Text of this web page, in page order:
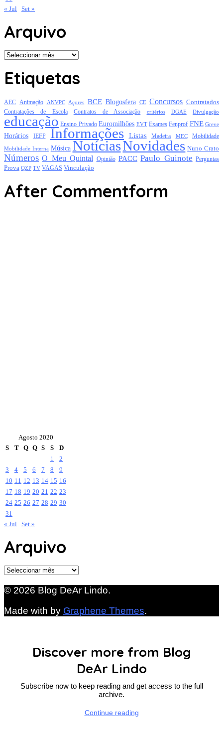
« Jul
Set »
Arquivo
Arquivo
Etiquetas
AEC Animação ANVPC Açores BCE Blogosfera CE Concursos Contratados
Contratações de Escola Contratos de Associação critérios DGAE Divulgação
educação Ensino Privado Euromilhões EVT Exames Fenprof FNE Greve
Horários IEFP Informações Listas Madeira MEC Mobilidade
Mobilidade Interna Música NotíciasNovidades Nuno Crato
Números O Meu Quintal Opinião PACC Paulo Guinote Perguntas
Prova QZP TV VAGAS Vinculação
After Commentform
Agosto 2020
S
T Q Q S S
D
1
2
3
4 5 6 7 8
9
10 11 12 13 14 15 16
17 18 19 20 21 22 23
24 25 26 27 28 29 30
31
« Jul Set »
Arquivo
Arquivo
© 2026 Blog DeAr Lindo.
Made with by Graphene Themes.
Discover more from Blog
DeAr Lindo
Subscribe now to keep reading and get access to the full
archive.
Continue reading